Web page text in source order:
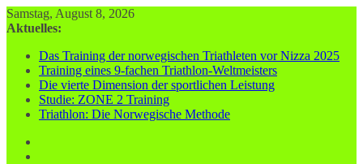
Zum
Inhalt
Samstag, August 8, 2026
Aktuelles:
Das Training der norwegischen Triathleten vor Nizza 2025
Training eines 9-fachen Triathlon-Weltmeisters
Die vierte Dimension der sportlichen Leistung
Studie: ZONE 2 Training
Triathlon: Die Norwegische Methode